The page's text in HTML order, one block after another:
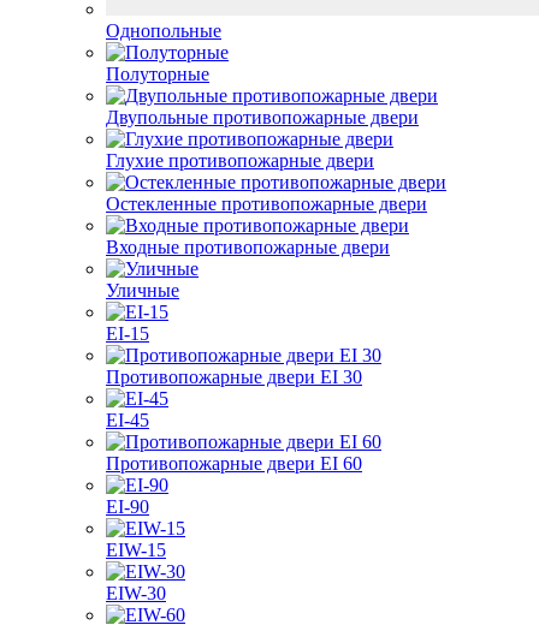
Однопольные
Полуторные
Двупольные противопожарные двери
Глухие противопожарные двери
Остекленные противопожарные двери
Входные противопожарные двери
Уличные
EI-15
Противопожарные двери EI 30
EI-45
Противопожарные двери EI 60
EI-90
EIW-15
EIW-30